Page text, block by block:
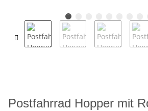
Postfahrrad Hopper mit